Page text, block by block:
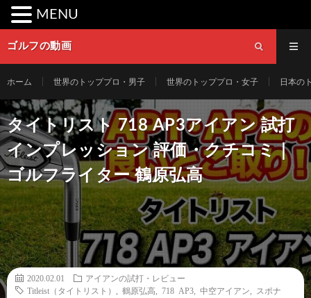
ゴルフの動画
ホーム 世界のトッププロ・男子 世界のトッププロ・女子 日本の
タイトリスト 718 AP3アイアン 試打
インプレッション 評価・クチコミ｜
ゴルフライター 鶴原弘高
2020.02.01
アイアンの試打・レビュー
Titleist（タイトリスト）
鶴原弘高 718 AP3 中空アイアン
スポナ
MENU